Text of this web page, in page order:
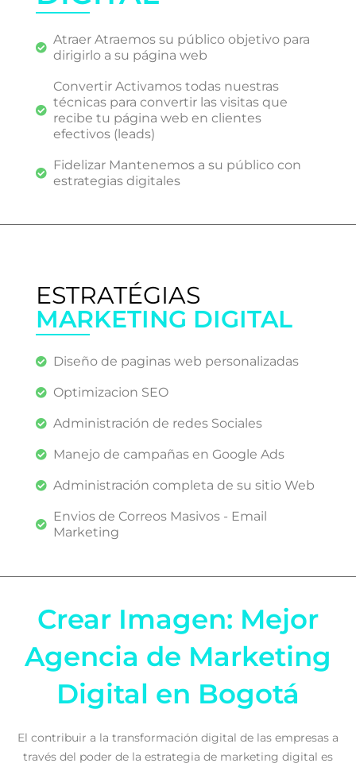
Atraer Atraemos su público objetivo para
dirigirlo a su página web
Convertir Activamos todas nuestras
técnicas para convertir las visitas que
recibe tu página web en clientes
efectivos (leads)
Fidelizar Mantenemos a su público con
estrategias digitales
ESTRATÉGIAS
MARKETING DIGITAL
Diseño de paginas web personalizadas
Optimizacion SEO
Administración de redes Sociales
Manejo de campañas en Google Ads
Administración completa de su sitio Web
Envios de Correos Masivos - Email
Marketing
Crear Imagen: Mejor
Agencia de Marketing
Digital en Bogotá
El contribuir a la transformación digital de las empresas a
través del poder de la estrategia de marketing digital es